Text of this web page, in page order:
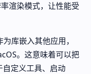
渲染模式，让性能受
库嵌入其他应用，
。这意味着可以把
定义工具、启动